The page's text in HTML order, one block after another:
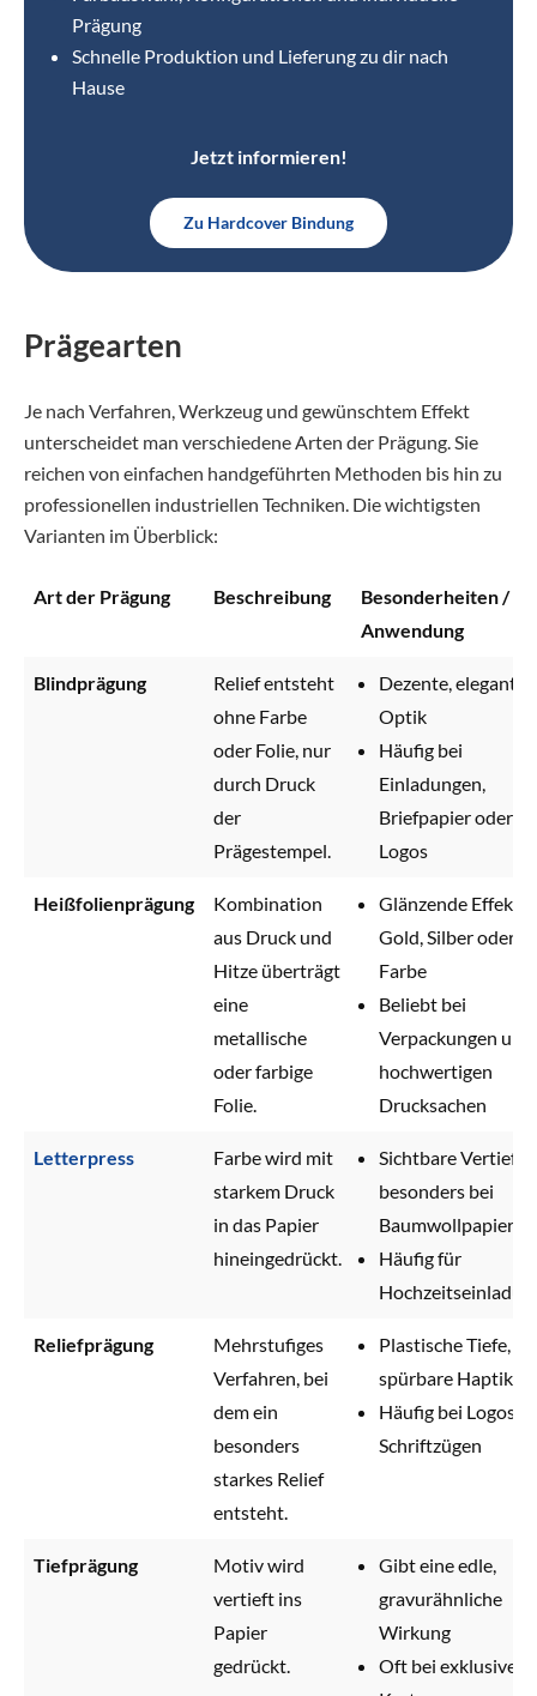
Prägung
Schnelle Produktion und Lieferung zu dir nach
Hause
Jetzt informieren!
Zu Hardcover Bindung
Prägearten
Je nach Verfahren, Werkzeug und gewünschtem Effekt
unterscheidet man verschiedene Arten der Prägung. Sie
reichen von einfachen handgeführten Methoden bis hin zu
professionellen industriellen Techniken. Die wichtigsten
Varianten im Überblick:
Art der Prägung Beschreibung
Besonderheiten /
Anwendung
Blindprägung
Relief entsteht
ohne Farbe
oder Folie, nur
durch Druck
der
Prägestempel.
Dezente, elegante
Optik
Häufig bei
Einladungen,
Briefpapier oder
Logos
Heißfolienprägung
Kombination
aus Druck und
Hitze überträgt
eine
metallische
oder farbige
Folie.
Glänzende Effekte
Gold, Silber oder
Farbe
Beliebt bei
Verpackungen und
hochwertigen
Drucksachen
Letterpress
Farbe wird mit
starkem Druck
in das Papier
hineingedrückt.
Sichtbare
besonders bei
Baumwollpapier
Häufig für
Reliefprägung
Mehrstufiges
Verfahren, bei
dem ein
besonders
starkes Relief
entsteht.
Plastische Tiefe,
spürbare Haptik
Häufig bei Logos
Schriftzügen
Tiefprägung
Motiv wird
vertieft ins
Papier
gedrückt.
Gibt eine edle,
gravurähnliche
Wirkung
Oft bei exklusiven